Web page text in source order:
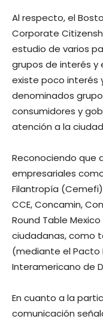
Al respecto, el
Corporate
estudio de varios
grupos de interés y
existe poco interés
denominados
consumidores y
atención a la
Reconociendo que
empresariales
Filantropía (Cemefi)
CCE, Concamin,
Round Table
ciudadanas, como
(mediante el Pacto
Interamericano de
En cuanto a la
comunicación